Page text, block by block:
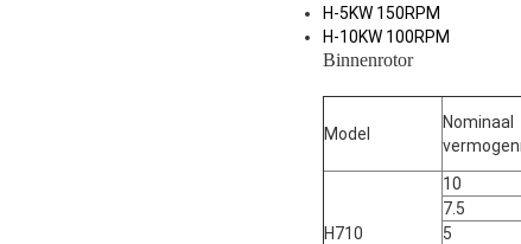
H-5KW 150RPM
H-10KW 100RPM
Binnenrotor
Model
Nominaal
H710
10
7.5
5